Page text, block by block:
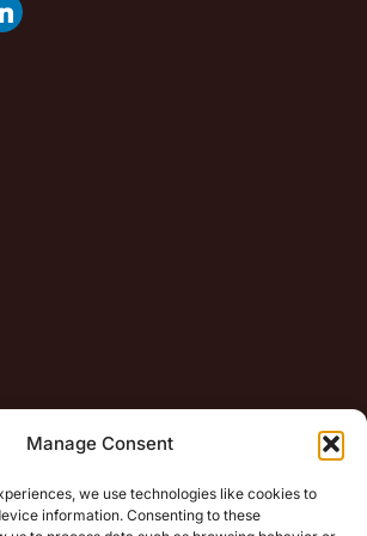
Manage Consent
we use technologies like cookies to
information. Consenting to these